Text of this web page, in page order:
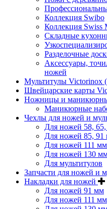
Коллекция Swibo
Коллекция Swiss
Складные
Разделочные
Аксессуары,
ножей
Мультитулы Victorinox
Швейцарские карты
Ножницы и
Маникюрные
Чехлы для ножей и
Для ножей 58,
Для ножей 85, 91
Для ножей 111
Для ножей 130
Для мультитулов
Запчасти для ножей и
Накладки для ножей
Для ножей 91 мм
Для ножей 111 мм